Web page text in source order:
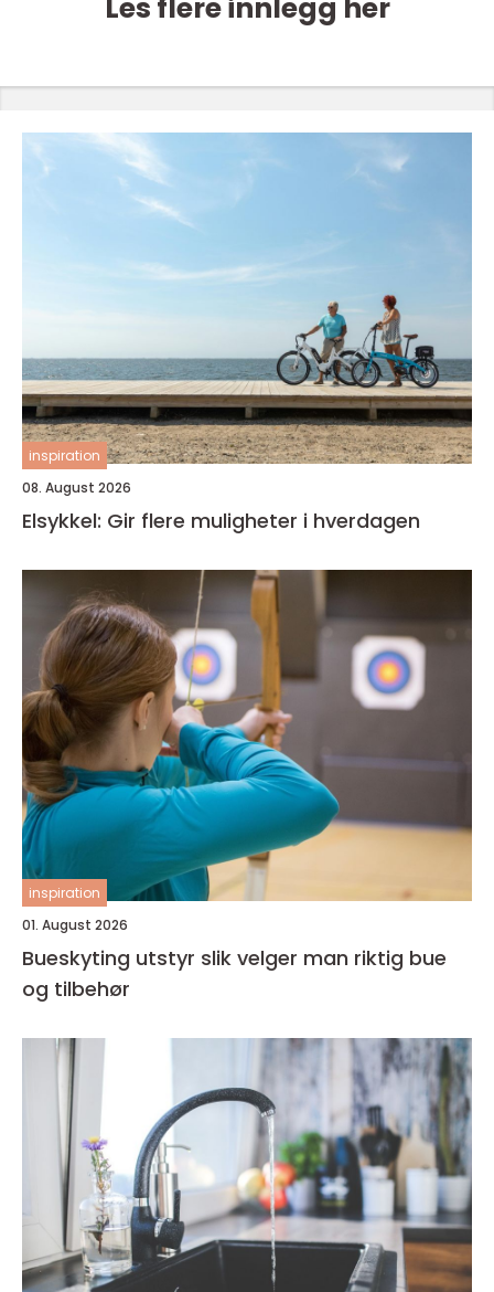
Les flere innlegg her
inspiration
08. August 2026
Elsykkel: Gir flere muligheter i hverdagen
inspiration
01. August 2026
Bueskyting utstyr slik velger man riktig bue
og tilbehør